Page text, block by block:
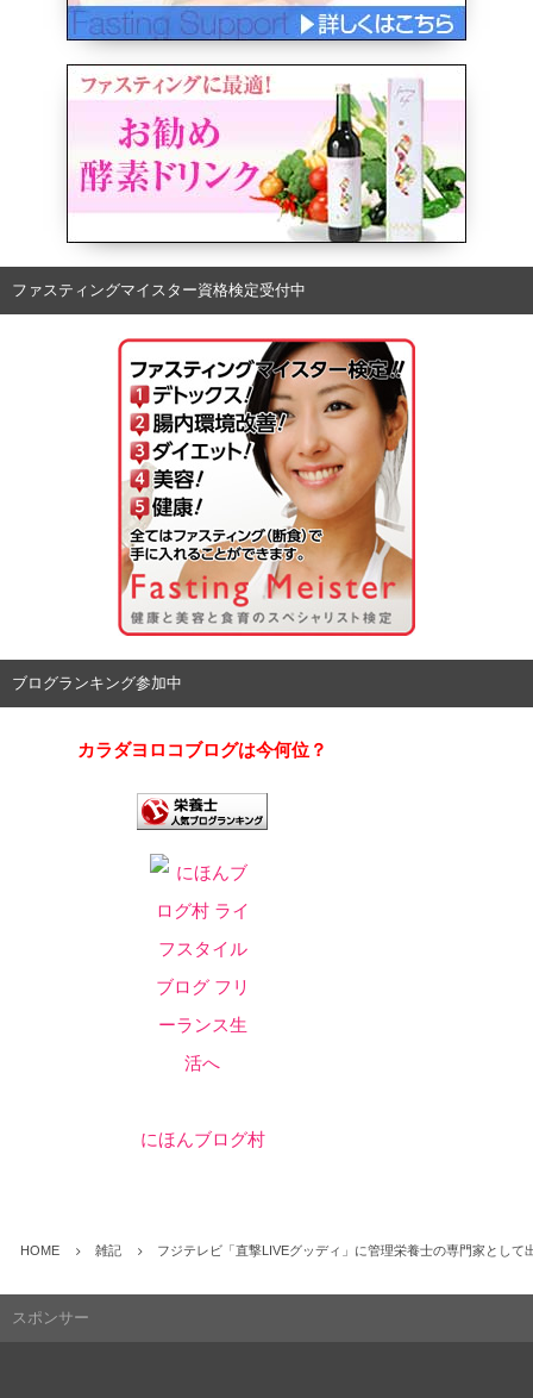
ファスティングマイスター資格検定受付中
ブログランキング参加中
カラダヨロコブログは今何位？
にほんブログ村
HOME 雑記 フジテレビ「直撃LIVEグッディ」に管理栄養士の専門家として
スポンサー